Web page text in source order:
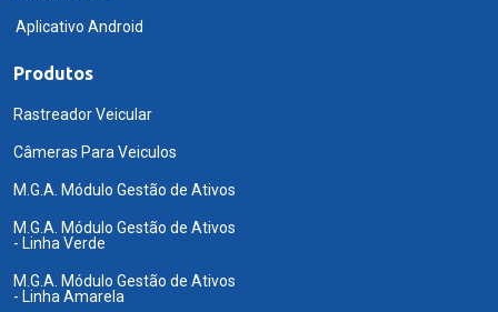
Aplicativo Android
Produtos
Rastreador Veicular
Câmeras Para Veiculos
M.G.A. Módulo Gestão de Ativos
M.G.A. Módulo Gestão de Ativos
- Linha Verde
M.G.A. Módulo Gestão de Ativos
- Linha Amarela